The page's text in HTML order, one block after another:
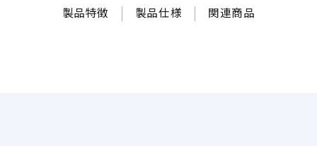
製品特徴 製品仕様 関連商品